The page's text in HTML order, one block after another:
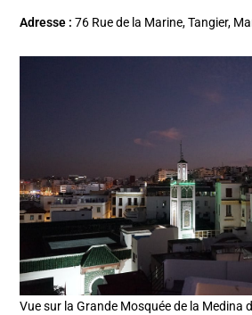
Adresse :76 Rue de la Marine, Tangier,
Vue sur la Grande Mosquée de la Medina